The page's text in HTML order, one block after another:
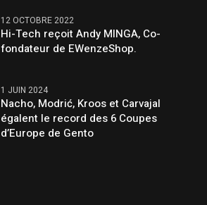
12 OCTOBRE 2022
Hi-Tech reçoit Andy MINGA, Co-
fondateur de EWenzeShop.
1 JUIN 2024
Nacho, Modrić, Kroos et Carvajal
égalent le record des 6 Coupes
d’Europe de Gento